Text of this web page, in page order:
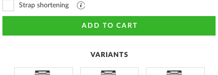
Strap shorteningExplanation
file
ADD TO CART
VARIANTS